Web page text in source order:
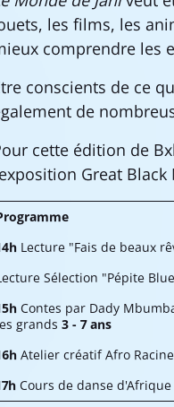
les films, les
comprendre les
conscients de ce
de
cette édition de
Great Black
Lecture "Fais de beaux
Sélection "Pépite
Contes par Dady
grands3 - 7 ans
Atelier créatif Afro
Cours de danse